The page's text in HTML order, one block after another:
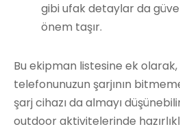
gibi ufak detaylar da
önem taşır.
Bu ekipman listesine ek olarak,
telefonunuzun şarjının
şarj cihazı da almayı
outdoor aktivitelerinde